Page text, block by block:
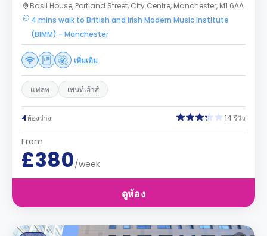
Basil House, Portland Street, City Centre, Manchester, M1 6AA
4 mins walk to British and Irish Modern Music Institute
(BIMM) - Manchester
เพิ่มเติม
แฟลท เพนท์เฮ้าส์
4ห้องว่าง 14 รีวิว
From
£380/week
ดูห้อง